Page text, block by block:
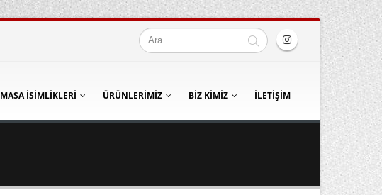
MASA İSIMLIKLERI ÜRÜNLERIMIZ BIZ KIMIZ İLETIŞIM